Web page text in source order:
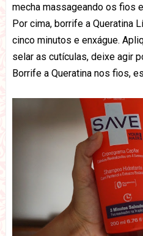
mecha massageando os fios
Por cima, borrife a Queratina
cinco minutos e enxágue.
selar as cutículas, deixe agir
Borrife a Queratina nos fios,